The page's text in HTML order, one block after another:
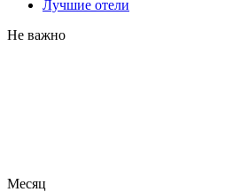
Лучшие отели
Не важно
Месяц